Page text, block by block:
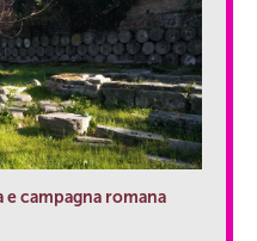
campagna romana